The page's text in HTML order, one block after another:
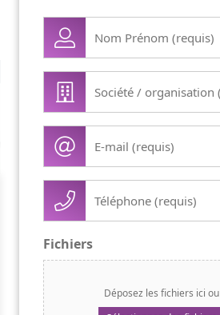
Nom
Prénom
Société
organisation
(Nécessaire)
mail
Téléphone
(Nécessaire)
Fichiers
Déposez les fichiers ici ou